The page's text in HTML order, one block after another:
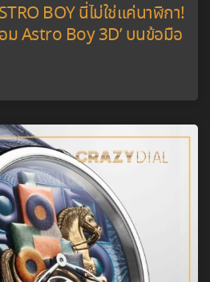
BOY นี่ไม่ใช่แค่นาฬิกา!
ม Astro Boy 3D’ บนข้อมือ